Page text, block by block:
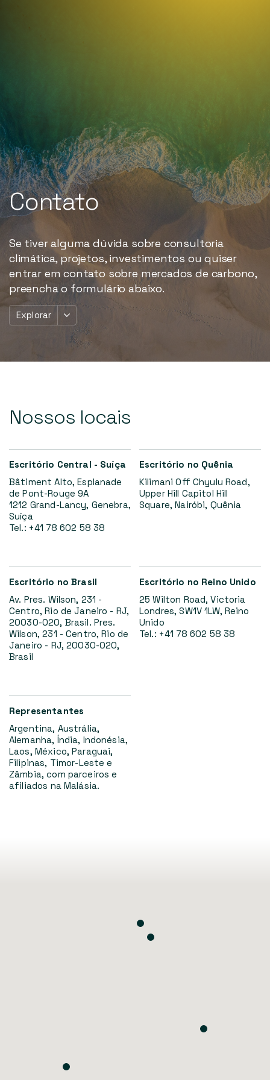
Sobre
Contato
PT-BR
Contato
Se tiver alguma dúvida sobre consultoria
climática, projetos, investimentos ou quiser
entrar em contato sobre mercados de carbono,
preencha o formulário abaixo.
Explorar
Nossos locais
Escritório Central - Suíça
Bâtiment Alto, Esplanade
de Pont-Rouge 9A
1212 Grand-Lancy, Genebra,
Suíça
Tel.: +41 78 602 58 38
Escritório no Quênia
Kilimani Off Chyulu Road,
Upper Hill Capitol Hill
Square, Nairóbi, Quênia
Escritório no Brasil
Av. Pres. Wilson, 231 -
Centro, Rio de Janeiro - RJ,
20030-020, Brasil. Pres.
Wilson, 231 - Centro, Rio de
Janeiro - RJ, 20030-020,
Brasil
Escritório no Reino Unido
25 Wilton Road, Victoria
Londres, SW1V 1LW, Reino
Unido
Tel.: +41 78 602 58 38
Representantes
Argentina, Austrália,
Alemanha, Índia, Indonésia,
Laos, México, Paraguai,
Filipinas, Timor-Leste e
Zâmbia, com parceiros e
afiliados na Malásia.